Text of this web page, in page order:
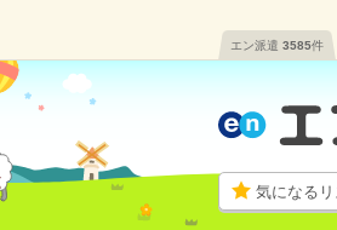
エン派遣 3585件
気になるリ